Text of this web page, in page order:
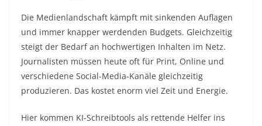
Die Medienlandschaft kämpft mit sinkenden Auflagen
und immer knapper werdenden Budgets. Gleichzeitig
steigt der Bedarf an hochwertigen Inhalten im Netz.
Journalisten müssen heute oft für Print, Online und
verschiedene Social-Media-Kanäle gleichzeitig
produzieren. Das kostet enorm viel Zeit und Energie.
Hier kommen KI-Schreibtools als rettende Helfer ins